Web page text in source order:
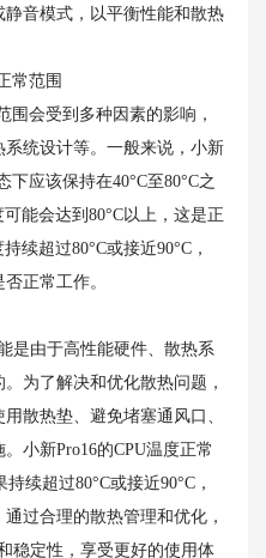
音模式，以平衡性能和散热
常范围
会受到多种因素的影响，
统设计等。一般来说，小新
下应该保持在40°C至80°C之
能会达到80°C以上，这是正
续超过80°C或接近90°C，
正常工作。
由于高性能硬件、散热系
为了解决和优化散热问题，
散热垫、避免堵塞通风口、
小新Pro16的CPU温度正常
续超过80°C或接近90°C，
过合理的散热管理和优化，
稳定性，享受更好的使用体